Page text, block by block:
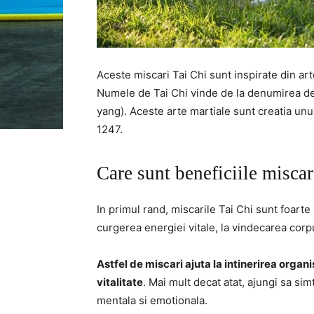
Aceste miscari Tai Chi sunt inspirate din
Numele de Tai Chi vinde de la denumirea
yang). Aceste arte martiale sunt creatia
1247.
Care sunt beneficiile
In primul rand, miscarile Tai Chi sunt
curgerea energiei vitale, la vindecarea
Astfel de miscari ajuta la intinerirea
vitalitate. Mai mult decat atat, ajungi sa
mentala si emotionala.